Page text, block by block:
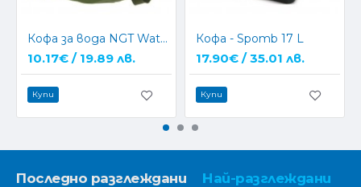
Кофа за вода NGT Waterproof PVC Water Bucket
10.17€ / 19.89 лв.
Купи
Кофа - Spomb 17 L
17.90€ / 35.01 лв.
Купи
Последно разглеждани Най-разглеждани